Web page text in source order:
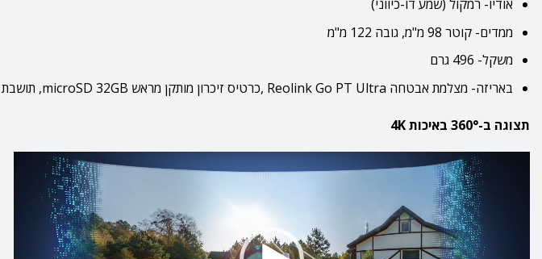
אודיו- רמקול (שמע דו-כיווני)
ממדים- קוטר 98 מ"מ, גובה 122 מ"מ
משקל- 496 גרם
באריזה- מצלמת אבטחה Reolink Go PT Ultra ,כרטיס זיכרון מותקן מראש microSD 32GB, תושבת קיר ,תושבת לתקרה,, רצועת חיבור, כבל USB-C, מדריך למשתמש
תצוגה ב-360° באיכות 4K